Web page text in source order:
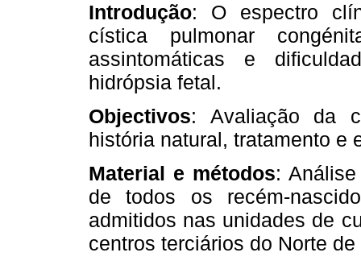
Introdução: O espectro
cística pulmonar
assintomáticas e
hidrópsia fetal.
Objectivos: Avaliação da
história natural, tratamento e
Material e métodos:
de todos os recém-
admitidos nas unidades de
centros terciários do Norte